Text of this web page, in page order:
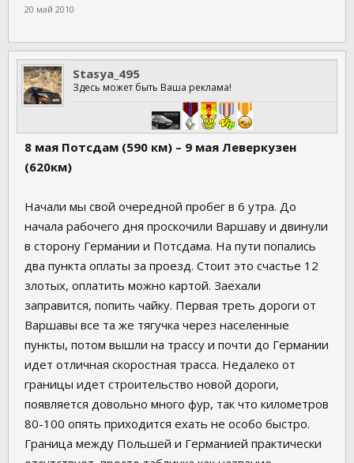
20 май 2010
Stasya_495
Здесь может быть Ваша реклама!
8 мая Потсдам (590 км) – 9 мая Леверкузен
(620км)
Начали мы свой очередной пробег в 6 утра. До
начала рабочего дня проскочили Варшаву и двинули
в сторону Германии и Потсдама. На пути попались
два пункта оплаты за проезд. Стоит это счастье 12
злотых, оплатить можно картой. Заехали
заправится, попить чайку. Первая треть дороги от
Варшавы все та же тягучка через населенные
пункты, потом вышли на трассу и почти до Германии
идет отличная скоростная трасса. Недалеко от
границы идет строительство новой дороги,
появляется довольно много фур, так что километров
80-100 опять приходится ехать не особо быстро.
Граница между Польшей и Германией практически